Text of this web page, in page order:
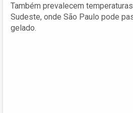
Também prevalecem
Sudeste, onde São Paulo pode
gelado.